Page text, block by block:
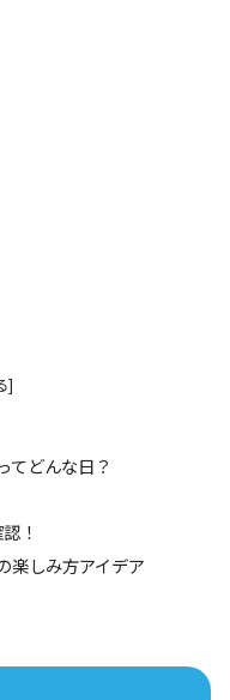
てどんな日？
！
楽しみ方アイデア